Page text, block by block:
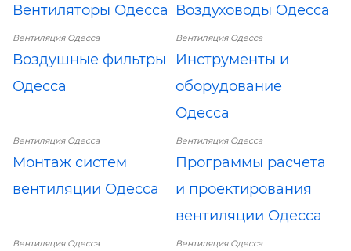
Вентиляторы Одесса Воздуховоды Одесса
Вентиляция Одесса
Воздушные фильтры
Одесса
Вентиляция Одесса
Инструменты и
оборудование
Одесса
Вентиляция Одесса
Монтаж систем
вентиляции Одесса
Вентиляция Одесса
Программы расчета
и проектирования
вентиляции Одесса
Вентиляция Одесса Вентиляция Одесса